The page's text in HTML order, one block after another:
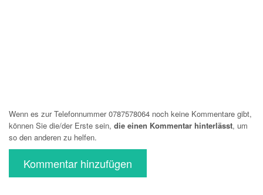
Wenn es zur Telefonnummer 0787578064 noch keine Kommentare gibt,
können Sie die/der Erste sein, die einen Kommentar hinterlässt, um
so den anderen zu helfen.
Kommentar hinzufügen